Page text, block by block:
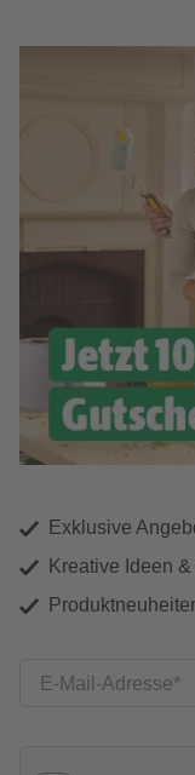
Exklusive
Kreative Ideen
E-Mail-Adresse